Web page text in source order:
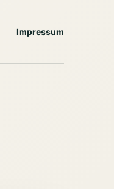
Impressum